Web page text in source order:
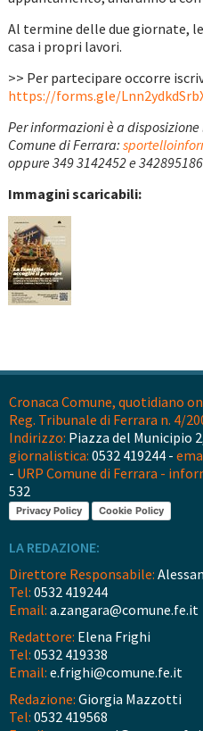
Al termine delle due giornate,
casa i propri lavori.
>> Per partecipare occorre
https://forms.gle/
Per informazioni è a
Comune di Ferrara:
oppure 349 3142452 e
Immagini scaricabili:
Cronaca Comune, quotidiano
Reg. Tribunale di Ferrara n. 4/
Indirizzo: Piazza del Municipio
giornalistica: 0532 419244 -
- URP Comune di Ferrara -
532
Privacy Policy Cookie Policy
LA REDAZIONE:
Direttore Responsabile:
Tel: 0532 419244
Email: a.zangara@comune.fe.it
Redattore: Elena Frighi
Tel: 0532 419338
Email: e.frighi@comune.fe.it
Redazione: Giorgia Mazzotti
Tel: 0532 419568